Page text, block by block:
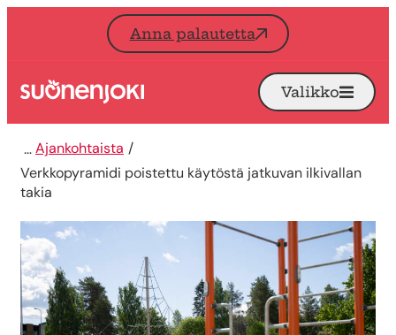
Siirry sisältöön
Anna palautetta
Etusivu Avaa
Valikko
Ajankohtaista
Verkkopyramidi poistettu käytöstä jatkuvan ilkivallan
takia